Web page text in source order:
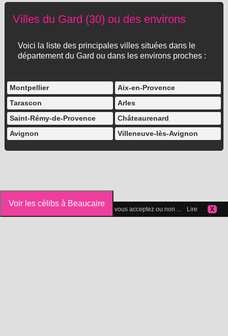
Villes du Gard (30) ou des environs
Voici la liste des principales villes situées dans le
département du Gard ou dans les environs proches :
Montpellier
Aix-en-Provence
Tarascon
Arles
Saint-Rémy-de-Provence
Châteaurenard
Avignon
Villeneuve-lès-Avignon
Voir les célibs à Beaucaire
Vous pouvez gérer les cookies que vous acceptez ou non ... Lire X